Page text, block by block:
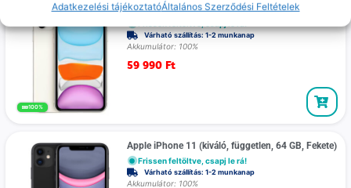
Adatkezelési tájékoztatóÁltalános Szerződési Feltételek
100%
Apple iPhone 11 (kiváló, független, 64 GB, Fehér)
Várható szállítás: 1-2 munkanap
Akkumulátor: 100%
59 990 Ft
Apple iPhone 11 (kiváló, független, 64 GB, Fekete)
Frissen feltöltve, csapj le rá!
Várható szállítás: 1-2 munkanap
Akkumulátor: 100%